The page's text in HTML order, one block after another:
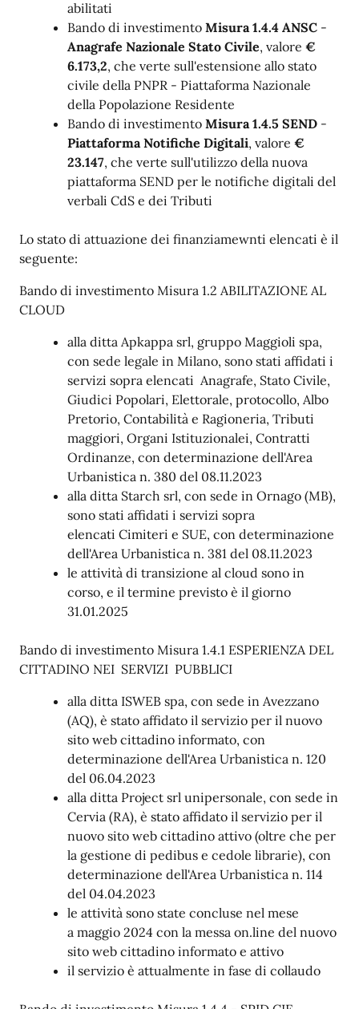
abilitati
Bando di investimento Misura 1.4.4 ANSC -
Anagrafe Nazionale Stato Civile, valore €
6.173,2, che verte sull'estensione allo stato
civile della PNPR - Piattaforma Nazionale
della Popolazione Residente
Bando di investimento Misura 1.4.5 SEND -
Piattaforma Notifiche Digitali, valore €
23.147, che verte sull'utilizzo della nuova
piattaforma SEND per le notifiche digitali del
verbali CdS e dei Tributi
Lo stato di attuazione dei finanziamewnti elencati è il
seguente:
Bando di investimento Misura 1.2 ABILITAZIONE AL
CLOUD
alla ditta Apkappa srl, gruppo Maggioli spa,
con sede legale in Milano, sono stati affidati i
servizi sopra elencati Anagrafe, Stato Civile,
Giudici Popolari, Elettorale, protocollo, Albo
Pretorio, Contabilità e Ragioneria, Tributi
maggiori, Organi Istituzionalei, Contratti
Ordinanze, con determinazione dell'Area
Urbanistica n. 380 del 08.11.2023
alla ditta Starch srl, con sede in Ornago (MB),
sono stati affidati i servizi sopra
elencati Cimiteri e SUE, con determinazione
dell'Area Urbanistica n. 381 del 08.11.2023
le attività di transizione al cloud sono in
corso, e il termine previsto è il giorno
31.01.2025
Bando di investimento Misura 1.4.1 ESPERIENZA DEL
CITTADINO NEI SERVIZI PUBBLICI
alla ditta ISWEB spa, con sede in Avezzano
(AQ), è stato affidato il servizio per il nuovo
sito web cittadino informato, con
determinazione dell'Area Urbanistica n. 120
del 06.04.2023
alla ditta Project srl unipersonale, con sede in
Cervia (RA), è stato affidato il servizio per il
nuovo sito web cittadino attivo (oltre che per
la gestione di pedibus e cedole librarie), con
determinazione dell'Area Urbanistica n. 114
del 04.04.2023
le attività sono state concluse nel mese
a maggio 2024 con la messa on.line del nuovo
sito web cittadino informato e attivo
il servizio è attualmente in fase di collaudo